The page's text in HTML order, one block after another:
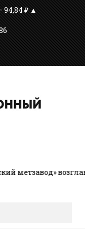
94,84 ₽ ▲
возглавляет